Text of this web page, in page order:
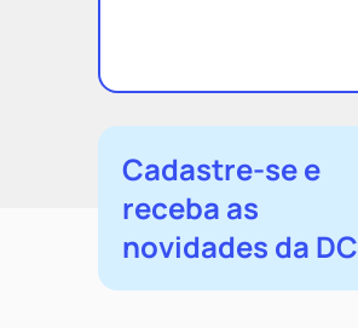
Cadastre-se e
receba as
novidades da DC